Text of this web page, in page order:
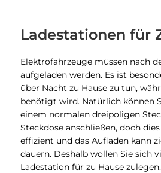
Ladestationen für
Elektrofahrzeuge müssen nach
aufgeladen werden. Es ist
über Nacht zu Hause zu tun,
benötigt wird. Natürlich können
einem normalen dreipoligen
Steckdose anschließen, doch
effizient und das Aufladen kann
dauern. Deshalb wollen Sie sich
Ladestation für zu Hause